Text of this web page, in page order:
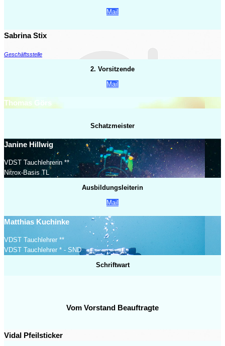
Mail
Sabrina Stix
Geschäftsstelle
2. Vorsitzende
Mail
Thomas Görs
Schatzmeister
Janine Hillwig
VDST Tauchlehrerin **
Nitrox-Basis TL
Ausbildungsleiterin
Mail
Matthias Kuchinke
VDST Tauchlehrer **
VDST Tauchlehrer * - SND
Schriftwart
Vom Vorstand Beauftragte
Vidal Pfeilsticker